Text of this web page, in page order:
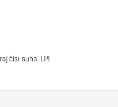
čist suha. LP!